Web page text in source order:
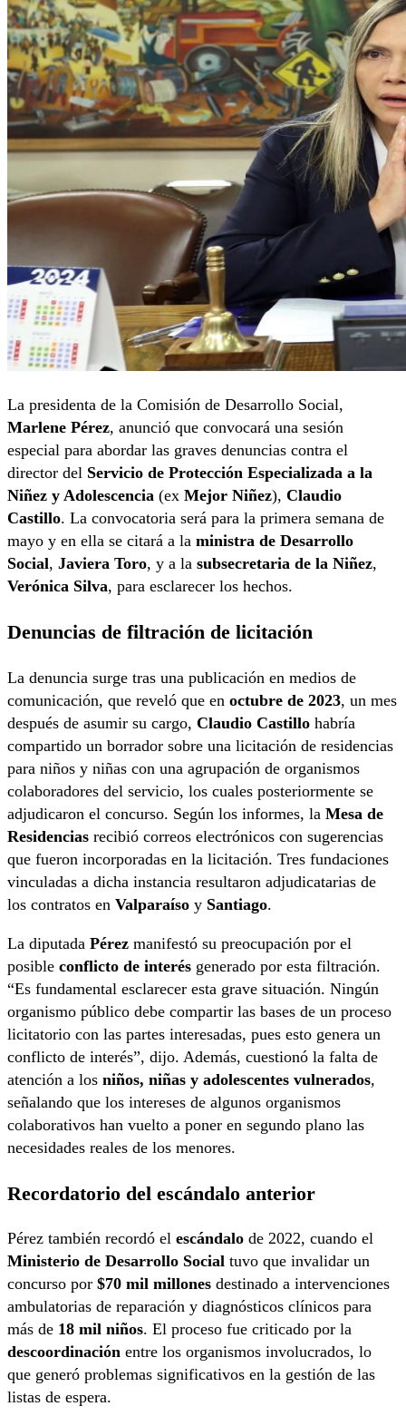
La presidenta de la Comisión de Desarrollo Social,
Marlene Pérez, anunció que convocará una sesión
especial para abordar las graves denuncias contra el
director del Servicio de Protección Especializada a la
Niñez y Adolescencia (ex Mejor Niñez), Claudio
Castillo. La convocatoria será para la primera semana de
mayo y en ella se citará a la ministra de Desarrollo
Social, Javiera Toro, y a la subsecretaria de la Niñez,
Verónica Silva, para esclarecer los hechos.
Denuncias de filtración de licitación
La denuncia surge tras una publicación en medios de
comunicación, que reveló que en octubre de 2023, un mes
después de asumir su cargo, Claudio Castillo habría
compartido un borrador sobre una licitación de residencias
para niños y niñas con una agrupación de organismos
colaboradores del servicio, los cuales posteriormente se
adjudicaron el concurso. Según los informes, la Mesa de
Residencias recibió correos electrónicos con sugerencias
que fueron incorporadas en la licitación. Tres fundaciones
vinculadas a dicha instancia resultaron adjudicatarias de
los contratos en Valparaíso y Santiago.
La diputada Pérez manifestó su preocupación por el
posible conflicto de interés generado por esta filtración.
“Es fundamental esclarecer esta grave situación. Ningún
organismo público debe compartir las bases de un proceso
licitatorio con las partes interesadas, pues esto genera un
conflicto de interés”, dijo. Además, cuestionó la falta de
atención a los niños, niñas y adolescentes vulnerados,
señalando que los intereses de algunos organismos
colaborativos han vuelto a poner en segundo plano las
necesidades reales de los menores.
Recordatorio del escándalo anterior
Pérez también recordó el escándalo de 2022, cuando el
Ministerio de Desarrollo Social tuvo que invalidar un
concurso por $70 mil millones destinado a intervenciones
ambulatorias de reparación y diagnósticos clínicos para
más de 18 mil niños. El proceso fue criticado por la
descoordinación entre los organismos involucrados, lo
que generó problemas significativos en la gestión de las
listas de espera.